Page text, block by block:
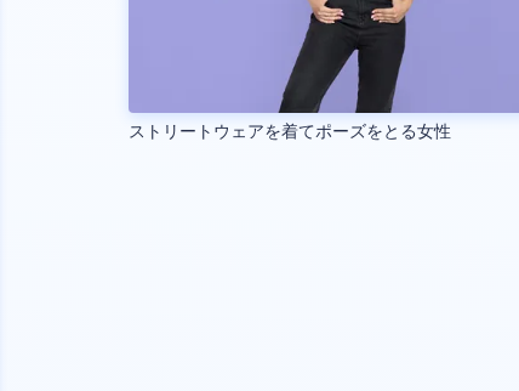
ストリートウェアを着てポーズをとる女性